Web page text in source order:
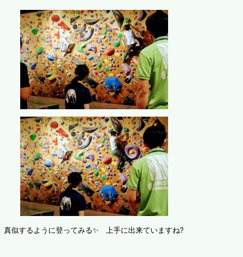
真似するように登ってみる✨ 上手に出来ていますね?